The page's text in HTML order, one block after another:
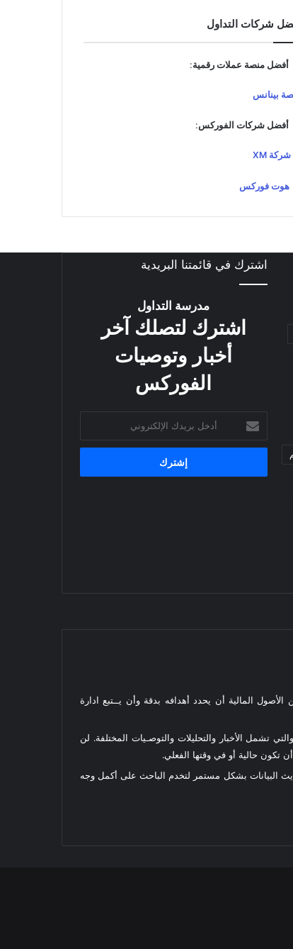
شركات التداول
أفضل منصة عملات رقمية:
بينانس
أفضل شركات الفوركس:
شركة XM
هوت فوركس
اشترك في قائمتنا البريدية
مدرسة التداول
اشترك لتصلك آخر
أخبار وتوصيات
الفوركس
بريدك
الإلكتروني
المالية أن يحدد أهدافه بدقة وأن يــتبع ادارة
تشمل الأخبار والتحليلات والتوصـيات المختلفة. لن
تكون حالية أو في وقتها الفعلي.
البيانات بشكل مستمر لتخدم الباحث على أكمل وجه